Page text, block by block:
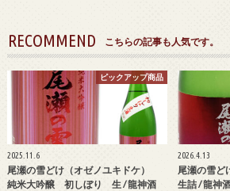
RECOMMEND こちらの記事も人気です。
ピックアップ商品
2025.11.6
尾瀬の雪どけ（オゼノユキドケ）
純米大吟醸 初しぼり 生 / 龍神酒
2026.4.13
尾瀬の雪
生詰 / 龍神